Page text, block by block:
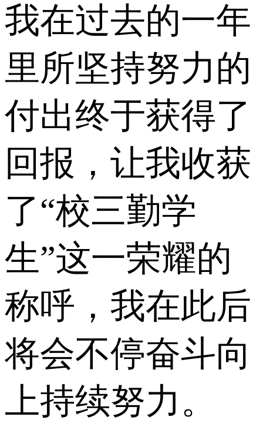
我在过去的一年
里所坚持努力的
付出终于获得了
回报，让我收获
了“校三勤学
生”这一荣耀的
称呼，我在此后
将会不停奋斗向
上持续努力。